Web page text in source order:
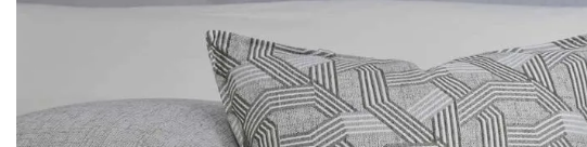
harmony
4.
colchon
5.
base
6.
beautyrest